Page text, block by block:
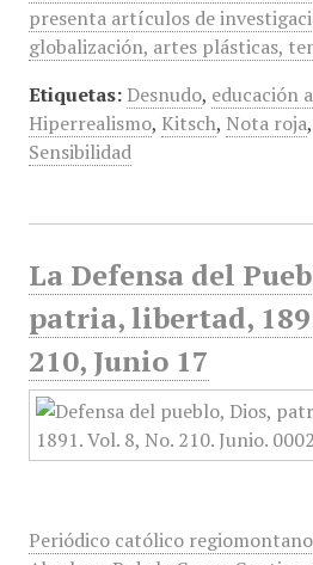
presenta artículos de
globalización, artes plásticas,
Etiquetas: Desnudo, educación
Hiperrealismo, Kitsch, Nota roja,
Sensibilidad
La Defensa del
patria, libertad,
210, Junio 17
Periódico católico